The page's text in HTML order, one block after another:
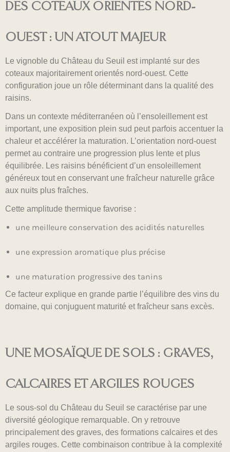
DES COTEAUX ORIENTÉS NORD-
OUEST : UN ATOUT MAJEUR
Le vignoble du Château du Seuil est implanté sur des
coteaux majoritairement orientés nord-ouest. Cette
configuration joue un rôle déterminant dans la qualité des
raisins.
Dans un contexte méditerranéen où l’ensoleillement est
important, une exposition plein sud peut parfois accentuer la
chaleur et accélérer la maturation. L’orientation nord-ouest
permet au contraire une progression plus lente et plus
équilibrée. Les raisins bénéficient d’un ensoleillement
généreux tout en conservant une fraîcheur naturelle grâce
aux nuits plus fraîches.
Cette amplitude thermique favorise :
une meilleure conservation des acidités naturelles
une expression aromatique plus précise
une maturation progressive des tanins
Ce facteur explique en grande partie l’équilibre des vins du
domaine, qui conjuguent maturité et fraîcheur sans excès.
UNE MOSAÏQUE DE SOLS : GRAVES,
CALCAIRES ET ARGILES ROUGES
Le sous-sol du Château du Seuil se caractérise par une
diversité géologique remarquable. On y retrouve
principalement des graves, des formations calcaires et des
argiles rouges. Cette combinaison contribue à la complexité